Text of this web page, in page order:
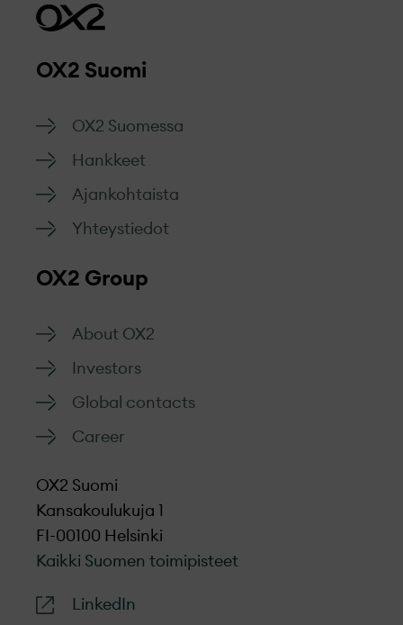
OX2 Suomi
OX2 Suomessa
Hankkeet
Ajankohtaista
Yhteystiedot
OX2 Group
About OX2
Investors
Global contacts
Career
OX2 Suomi
Kansakoulukuja 1
FI-00100 Helsinki
Kaikki Suomen toimipisteet
LinkedIn